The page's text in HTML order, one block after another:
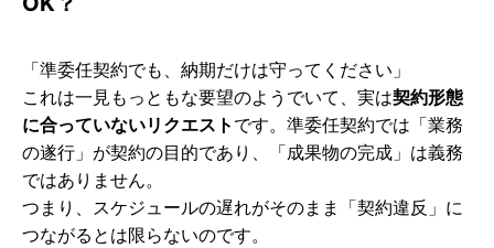
「準委任契約でも、納期だけは守ってください」
これは一見もっともな要望のようでいて、実は契約形態
に合っていないリクエスト です。準委任契約では「業務
の遂行」が契約の目的であり、「成果物の完成」は義務
ではありません。
つまり、スケジュールの遅れがそのまま「契約違反」に
つながるとは限らないのです。